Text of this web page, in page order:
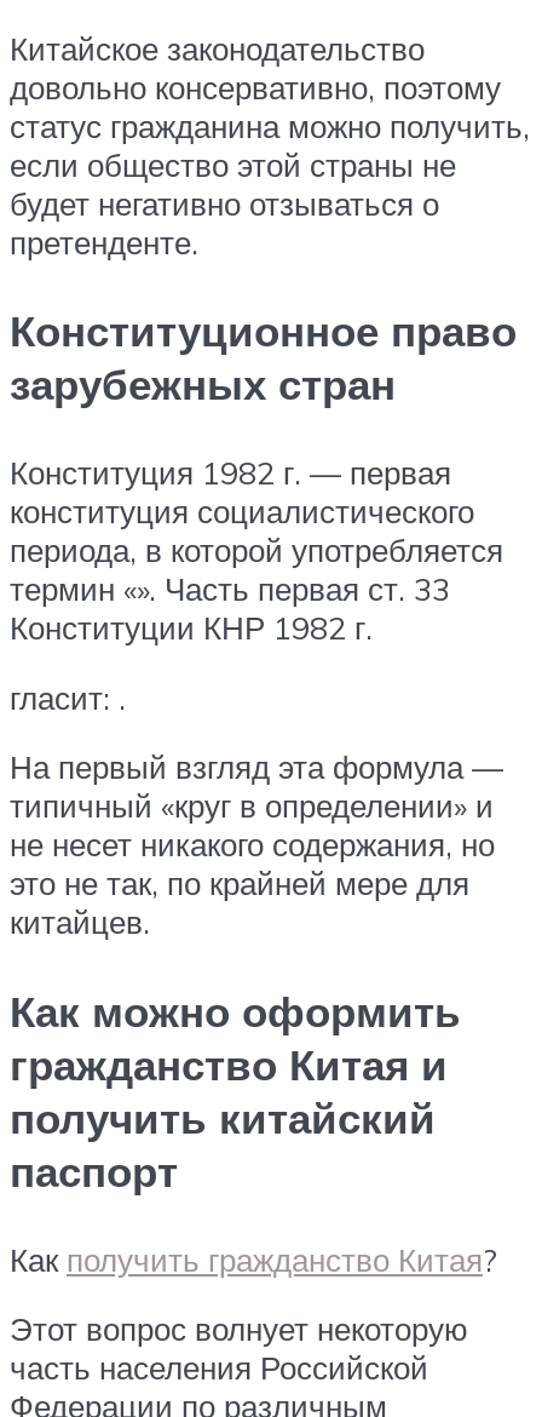
Китайское законодательство
довольно консервативно, поэтому
статус гражданина можно получить,
если общество этой страны не
будет негативно отзываться о
претенденте.
Конституционное право
зарубежных стран
Конституция 1982 г. — первая
конституция социалистического
периода, в которой употребляется
термин «». Часть первая ст. 33
Конституции КНР 1982 г.
гласит: .
На первый взгляд эта формула —
типичный «круг в определении» и
не несет никакого содержания, но
это не так, по крайней мере для
китайцев.
Как можно оформить
гражданство Китая и
получить китайский
паспорт
Как получить гражданство Китая?
Этот вопрос волнует некоторую
часть населения Российской
Федерации по различным